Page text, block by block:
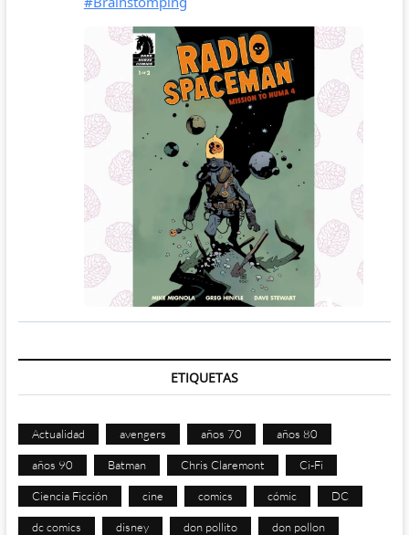
ETIQUETAS
Actualidad avengers años 70 años 80
años 90 Batman Chris Claremont Ci-Fi
Ciencia Ficción cine comics cómic DC
dc comics disney don pollito don pollon